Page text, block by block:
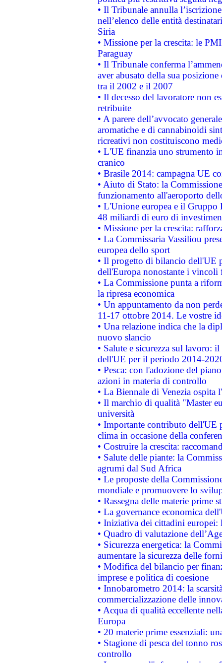
• Il Tribunale annulla
nell’elenco delle entità
Siria
• Missione per la crescita: le
Paraguay
• Il Tribunale conferma
aver abusato della sua
tra il 2002 e il 2007
• Il decesso del lavoratore non
retribuite
• A parere dell’avvocato
aromatiche e di cannabinoidi
ricreativi non costituiscono
• L'UE finanzia uno strumento
cranico
• Brasile 2014: campagna UE
• Aiuto di Stato: la
funzionamento all'aeroporto
• L'Unione europea e il
48 miliardi di euro di
• Missione per la crescita:
• La Commissaria Vassiliou
europea dello sport
• Il progetto di bilancio dell'UE
dell'Europa nonostante i vincoli
• La Commissione punta a
la ripresa economica
• Un appuntamento da non
11-17 ottobre 2014. Le vostre
• Una relazione indica che la
nuovo slancio
• Salute e sicurezza sul lavoro:
dell'UE per il periodo 2014-
• Pesca: con l'adozione del
azioni in materia di controllo
• La Biennale di Venezia ospita
• Il marchio di qualità "Master
università
• Importante contributo dell'UE
clima in occasione della
• Costruire la crescita:
• Salute delle piante: la
agrumi dal Sud Africa
• Le proposte della
mondiale e promuovere lo
• Rassegna delle materie prime
• La governance economica
• Iniziativa dei cittadini
• Quadro di valutazione
• Sicurezza energetica: la
aumentare la sicurezza delle
• Modifica del bilancio per
imprese e politica di coesione
• Innobarometro 2014: la
commercializzazione delle
• Acqua di qualità eccellente
Europa
• 20 materie prime essenziali:
• Stagione di pesca del tonno
controllo